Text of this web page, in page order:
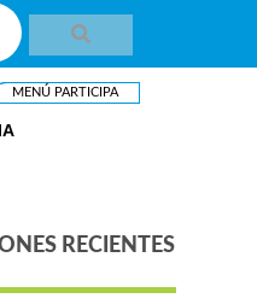
MENÚ PARTICIPA
RECIENTES